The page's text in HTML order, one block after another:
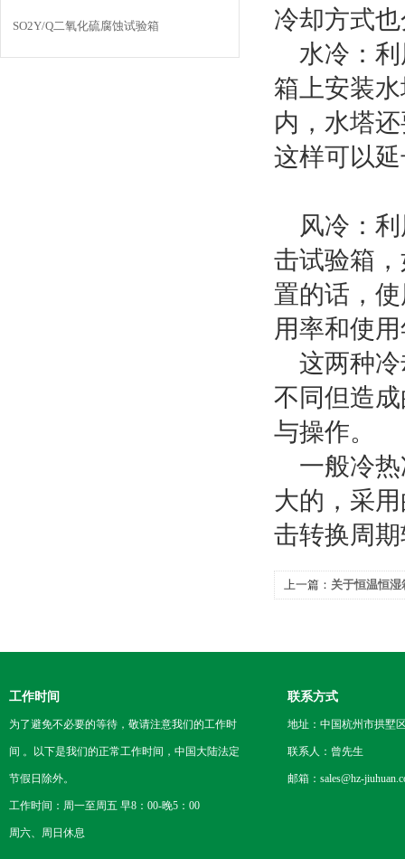
SO2Y/Q二氧化硫腐蚀试验箱
冷却方式
水冷：利
箱上安装
内，水塔
这样可以
风冷：利
击试验箱
置的话，
用率和使
这两种冷
不同但造
与操作。
一般冷热
大的，采
击转换周
上一篇： 关于恒温恒
工作时间
为了避免不必要的等待，敬请注意我们的工作时
间 。以下是我们的正常工作时间，中国大陆法定
节假日除外。
工作时间：周一至周五 早8：00-晚5：00
周六、周日休息
联系方式
地址：中国杭州市拱墅
联系人：曾先生
邮箱：sales@hz-